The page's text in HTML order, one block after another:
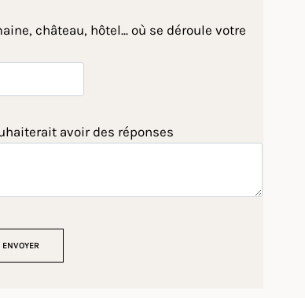
château, hôtel... où se déroule votre
avoir des réponses